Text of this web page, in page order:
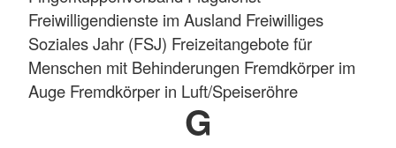
Freiwilligendienste im Ausland Freiwilliges
Soziales Jahr (FSJ) Freizeitangebote für
Menschen mit Behinderungen Fremdkörper im
Auge Fremdkörper in Luft/Speiseröhre
G